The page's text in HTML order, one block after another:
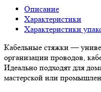
Описание
Характеристики
Характеристики
Кабельные стяжки —
организации проводов,
Идеально подходят для
мастерской или